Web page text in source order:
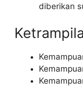
diberikan